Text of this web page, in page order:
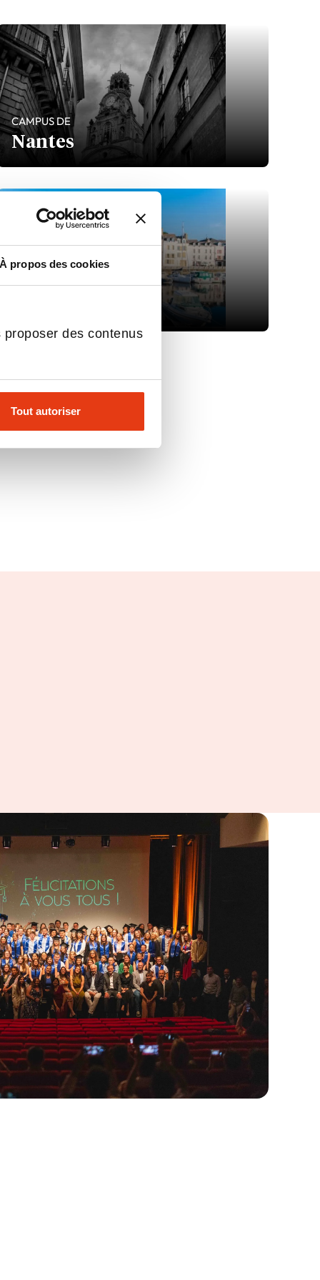
À propos des cookies
des contenus
Tout autoriser
CAMPUS DE
Nantes
CAMPUS DE